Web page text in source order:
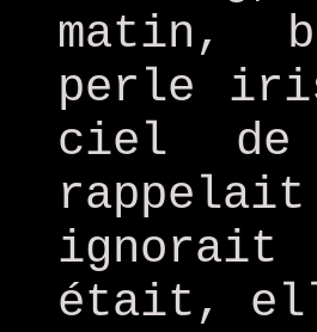
matin,
perle
ciel
ignorait
était,